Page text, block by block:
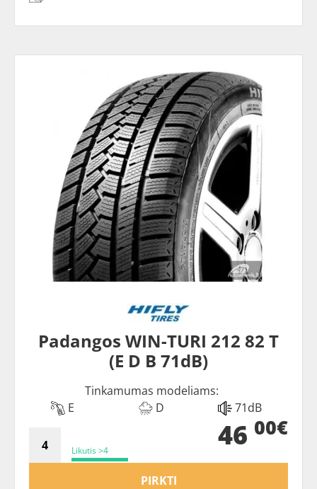
Padangos WIN-TURI 212 82 T
(E D B 71dB)
Tinkamumas modeliams:
E
D 71dB
Likutis >4 46 00€
PIRKTI